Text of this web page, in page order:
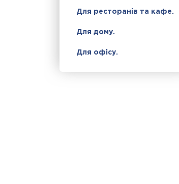
Для ресторанів та кафе.
Для дому.
Для офісу.